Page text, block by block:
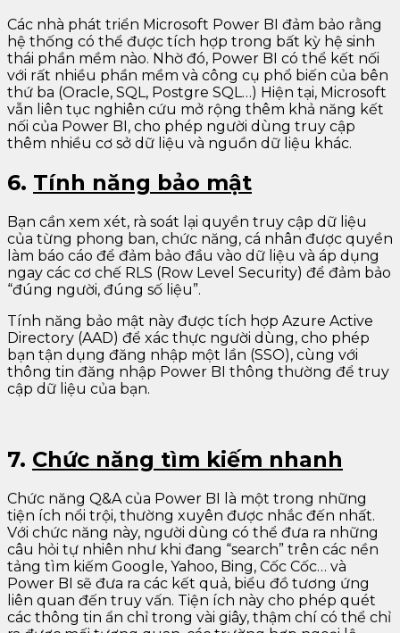
Các nhà phát triển Microsoft Power BI đảm bảo rằng
hệ thống có thể được tích hợp trong bất kỳ hệ sinh
thái phần mềm nào. Nhờ đó, Power BI có thể kết nối
với rất nhiều phần mềm và công cụ phổ biến của bên
thứ ba (Oracle, SQL, Postgre SQL…) Hiện tại, Microsoft
vẫn liên tục nghiên cứu mở rộng thêm khả năng kết
nối của Power BI, cho phép người dùng truy cập
thêm nhiều cơ sở dữ liệu và nguồn dữ liệu khác.
6. Tính năng bảo mật
Bạn cần xem xét, rà soát lại quyền truy cập dữ liệu
của từng phong ban, chức năng, cá nhân được quyền
làm báo cáo để đảm bảo đầu vào dữ liệu và áp dụng
ngay các cơ chế RLS (Row Level Security) để đảm bảo
“đúng người, đúng số liệu”.
Tính năng bảo mật này được tích hợp Azure Active
Directory (AAD) để xác thực người dùng, cho phép
bạn tận dụng đăng nhập một lần (SSO), cùng với
thông tin đăng nhập Power BI thông thường để truy
cập dữ liệu của bạn.
7. Chức năng tìm kiếm nhanh
Chức năng Q&A của Power BI là một trong những
tiện ích nổi trội, thường xuyên được nhắc đến nhất.
Với chức năng này, người dùng có thể đưa ra những
câu hỏi tự nhiên như khi đang “search” trên các nền
tảng tìm kiếm Google, Yahoo, Bing, Cốc Cốc… và
Power BI sẽ đưa ra các kết quả, biểu đồ tương ứng
liên quan đến truy vấn. Tiện ích này cho phép quét
các thông tin ẩn chỉ trong vài giây, thậm chí có thể chỉ